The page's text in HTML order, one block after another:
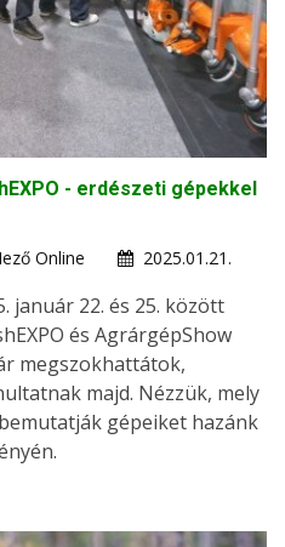
- erdészeti gépekkel
Online
2025.01.21.
január 22. és 25. között
és AgrárgépShow
megszokhattátok,
majd. Nézzük, mely
gépeiket hazánk